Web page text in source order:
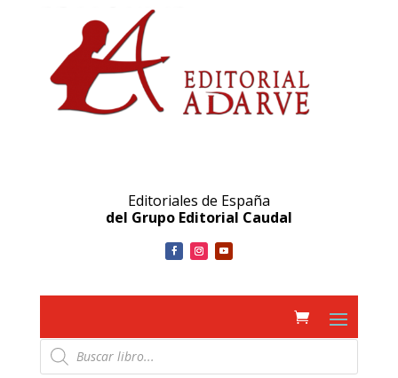
Editoriales de España
del Grupo Editorial Caudal
Búsqueda
de
productos